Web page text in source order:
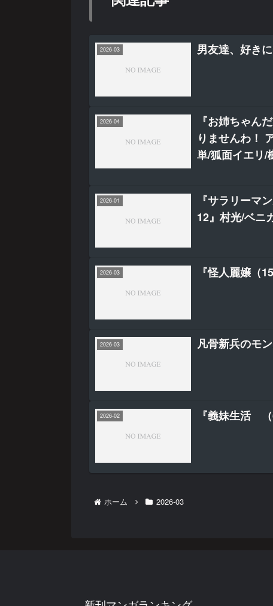
2026-03 男友達、好き
2026-04
『お姉ちゃん
りませんわ！
単/狐面イエリ/
2026-01
『サラリーマ
12』村光/ベニ
2026-03 『怪人麗嬢（
2026-03 凡骨新兵のモ
2026-02 『義妹生活
ホーム 2026-03